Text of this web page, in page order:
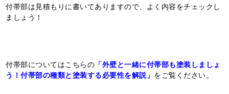
付帯部は見積もりに書いてありますので、よく内容をチェックし
ましょう！
付帯部についてはこちらの 「外壁と一緒に付帯部も塗装しましょ
う！付帯部の種類と塗装する必要性を解説」 をご覧ください。